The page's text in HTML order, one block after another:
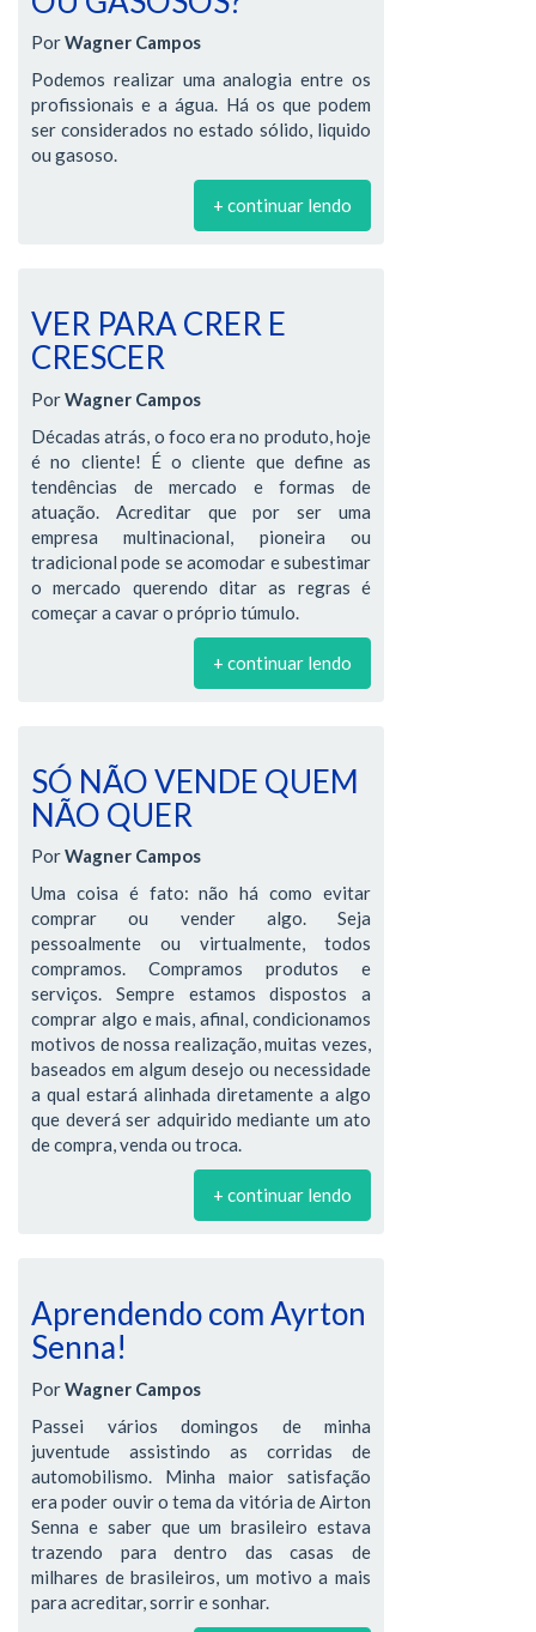
PorWagner Campos
Podemos realizar uma analogia entre os
profissionais e a água. Há os que podem
ser considerados no estado sólido, liquido
ou gasoso.
+ continuar lendo
VER PARA CRER E
CRESCER
PorWagner Campos
Décadas atrás, o foco era no produto, hoje
é no cliente! É o cliente que define as
tendências de mercado e formas de
atuação. Acreditar que por ser uma
empresa multinacional, pioneira ou
tradicional pode se acomodar e subestimar
o mercado querendo ditar as regras é
começar a cavar o próprio túmulo.
+ continuar lendo
SÓ NÃO VENDE QUEM
NÃO QUER
PorWagner Campos
Uma coisa é fato: não há como evitar
comprar ou vender algo. Seja
pessoalmente ou virtualmente, todos
compramos. Compramos produtos e
serviços. Sempre estamos dispostos a
comprar algo e mais, afinal, condicionamos
motivos de nossa realização, muitas vezes,
baseados em algum desejo ou necessidade
a qual estará alinhada diretamente a algo
que deverá ser adquirido mediante um ato
de compra, venda ou troca.
+ continuar lendo
Aprendendo com Ayrton
Senna!
PorWagner Campos
Passei vários domingos de minha
juventude assistindo as corridas de
automobilismo. Minha maior satisfação
era poder ouvir o tema da vitória de Airton
Senna e saber que um brasileiro estava
trazendo para dentro das casas de
milhares de brasileiros, um motivo a mais
para acreditar, sorrir e sonhar.